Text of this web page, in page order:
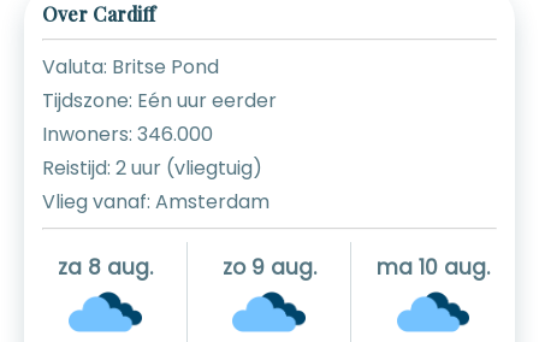
Over Cardiff
Valuta: Britse Pond
Tijdszone: Eén uur eerder
Inwoners: 346.000
Reistijd: 2 uur (vliegtuig)
Vlieg vanaf: Amsterdam
za 8 aug. zo 9 aug. ma 10 aug.